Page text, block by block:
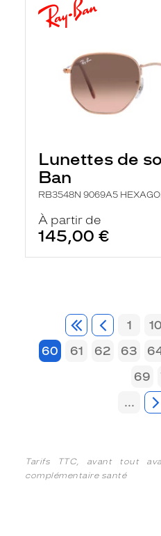
Lunettes de
Ban
RB3548N 9069A5
À partir de
145,00 €
1 10
60
61 62 63
69
...
Tarifs TTC, avant tout
complémentaire santé